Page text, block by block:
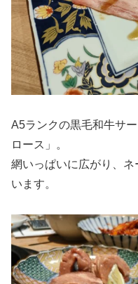
A5ランクの黒毛和牛サ
ロース」。
網いっぱいに広がり、
います。